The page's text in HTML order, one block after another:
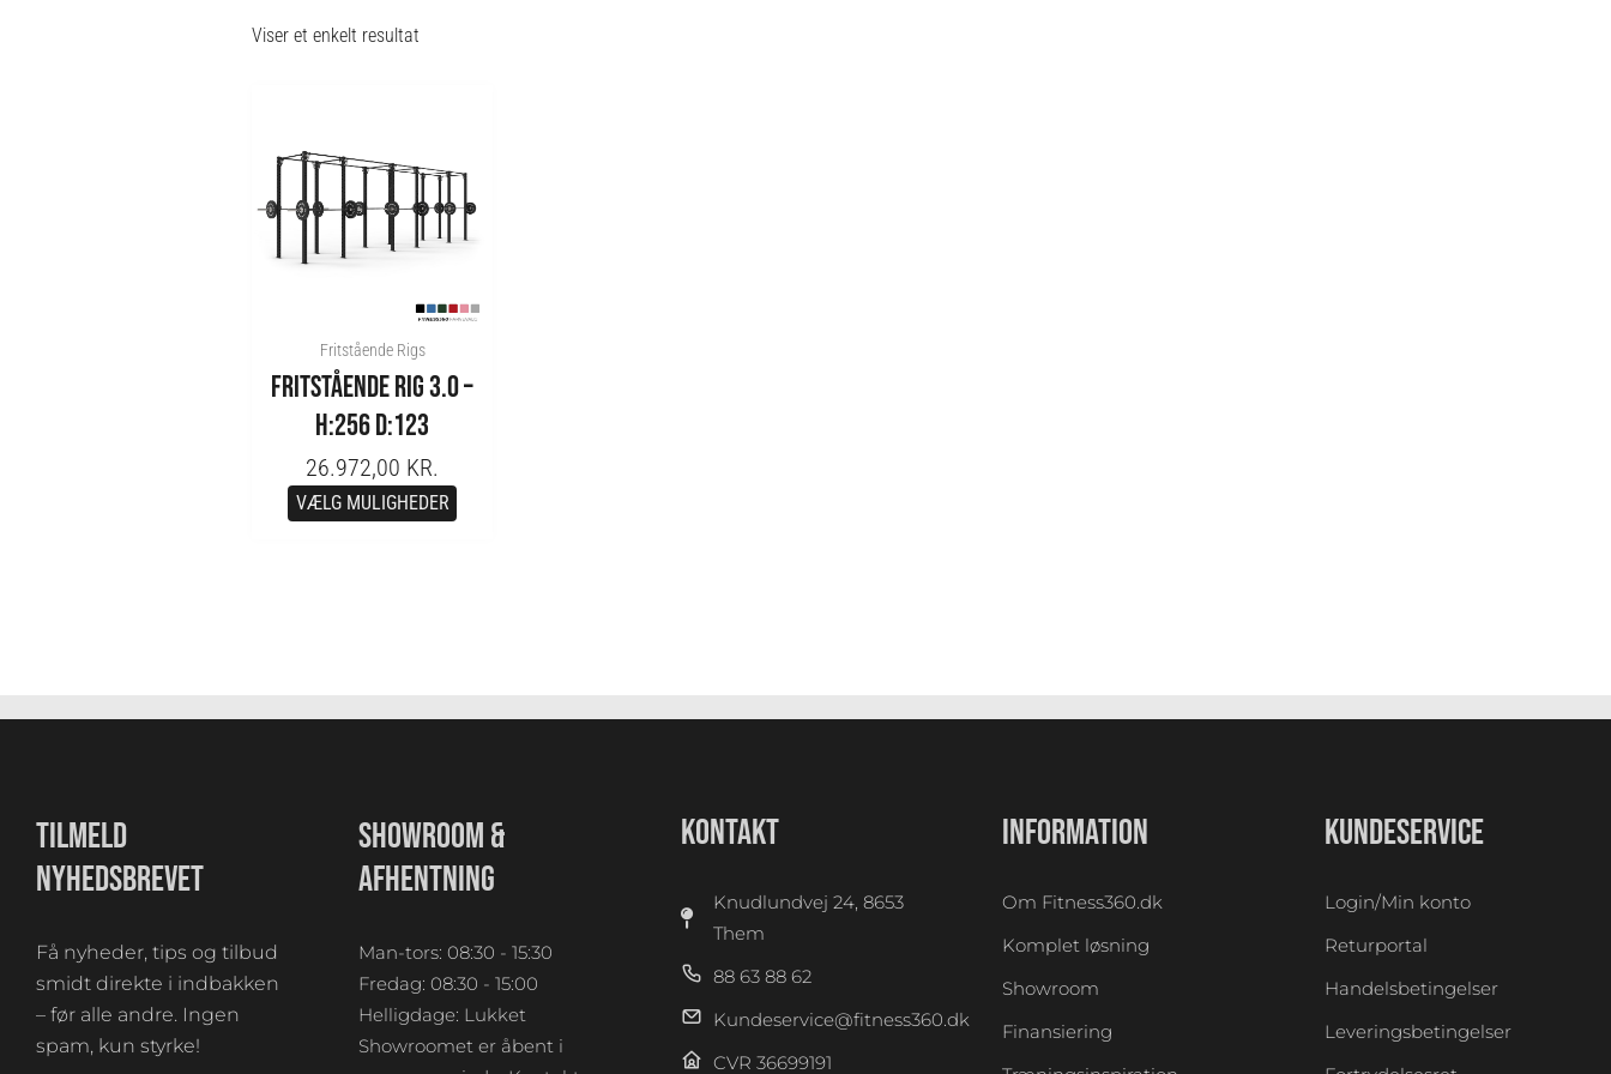
Viser et enkelt resultat
Fritstående Rigs
FRITSTÅENDE RIG 3.0 –
H:256 D:123
26.972,00 KR.
VÆLG MULIGHEDER
TILMELD
NYHEDSBREVET
Få nyheder, tips og tilbud
smidt direkte i indbakken
– før alle andre. Ingen
spam, kun styrke!
SHOWROOM &
AFHENTNING
Man-tors: 08:30 - 15:30
Fredag: 08:30 - 15:00
Helligdage: Lukket
Showroomet er åbent i
KONTAKT
Knudlundvej 24, 8653
Them
88 63 88 62
Kundeservice@fitness360.dk
CVR 36699191
INFORMATION
Om Fitness360.dk
Komplet løsning
Showroom
Finansiering
KUNDESERVICE
Login/Min konto
Returportal
Handelsbetingelser
Leveringsbetingelser